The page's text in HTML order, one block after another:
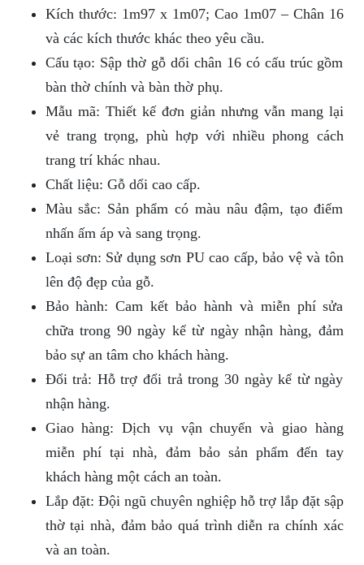
Kích thước: 1m97 x 1m07; Cao 1m07 – Chân 16
và các kích thước khác theo yêu cầu.
Cấu tạo: Sập thờ gỗ dổi chân 16 có cấu trúc gồm
bàn thờ chính và bàn thờ phụ.
Mẫu mã: Thiết kế đơn giản nhưng vẫn mang lại
vẻ trang trọng, phù hợp với nhiều phong cách
trang trí khác nhau.
Chất liệu: Gỗ dổi cao cấp.
Màu sắc: Sản phẩm có màu nâu đậm, tạo điểm
nhấn ấm áp và sang trọng.
Loại sơn: Sử dụng sơn PU cao cấp, bảo vệ và tôn
lên độ đẹp của gỗ.
Bảo hành: Cam kết bảo hành và miễn phí sửa
chữa trong 90 ngày kể từ ngày nhận hàng, đảm
bảo sự an tâm cho khách hàng.
Đổi trả: Hỗ trợ đổi trả trong 30 ngày kể từ ngày
nhận hàng.
Giao hàng: Dịch vụ vận chuyển và giao hàng
miễn phí tại nhà, đảm bảo sản phẩm đến tay
khách hàng một cách an toàn.
Lắp đặt: Đội ngũ chuyên nghiệp hỗ trợ lắp đặt sập
thờ tại nhà, đảm bảo quá trình diễn ra chính xác
và an toàn.